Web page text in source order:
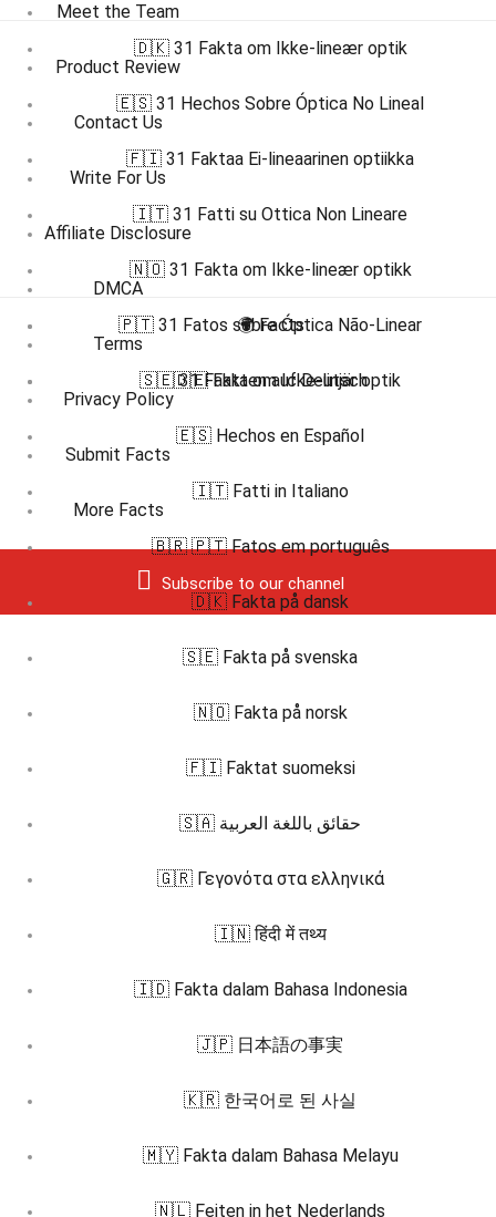
Meet the Team
Product Review
Contact Us
Write For Us
Affiliate Disclosure
DMCA
Terms
Privacy Policy
Submit Facts
More Facts
Subscribe to our channel
🇩🇰 31 Fakta om Ikke-lineær optik
🇪🇸 31 Hechos Sobre Óptica No Lineal
🇫🇮 31 Faktaa Ei-lineaarinen optiikka
🇮🇹 31 Fatti su Ottica Non Lineare
🇳🇴 31 Fakta om Ikke-lineær optikk
🇵🇹 31 Fatos sobre Óptica Não-Linear
🇸🇪 31 Fakta om Icke-linjär optik
🌍 Facts
🇩🇪 Fakten auf Deutsch
🇪🇸 Hechos en Español
🇮🇹 Fatti in Italiano
🇧🇷 🇵🇹 Fatos em português
🇩🇰 Fakta på dansk
🇸🇪 Fakta på svenska
🇳🇴 Fakta på norsk
🇫🇮 Faktat suomeksi
🇸🇦 حقائق باللغة العربية
🇬🇷 Γεγονότα στα ελληνικά
🇮🇳 हिंदी में तथ्य
🇮🇩 Fakta dalam Bahasa Indonesia
🇯🇵 日本語の事実
🇰🇷 한국어로 된 사실
🇲🇾 Fakta dalam Bahasa Melayu
🇳🇱 Feiten in het Nederlands